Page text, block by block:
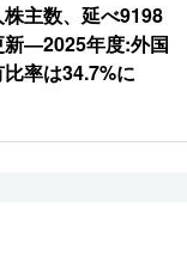
主数、延べ9198
新―2025年度:外国
率は34.7%に